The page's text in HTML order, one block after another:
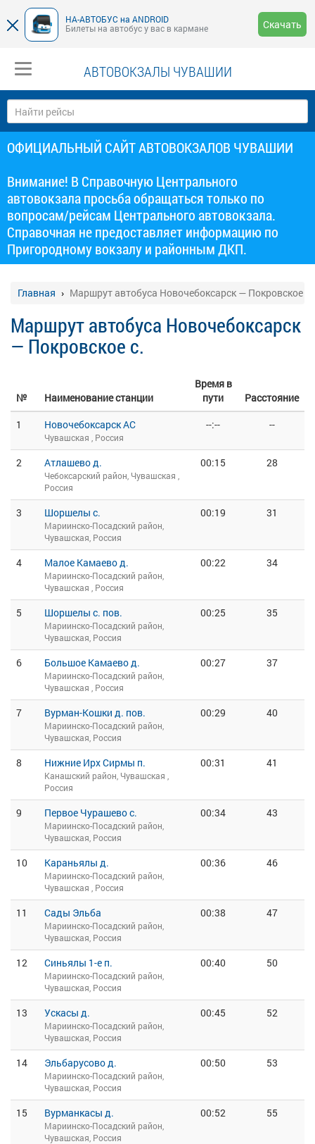
НА-АВТОБУС на ANDROID
Билеты на автобус у вас в кармане
Скачать
АВТОВОКЗАЛЫ ЧУВАШИИ
ОФИЦИАЛЬНЫЙ САЙТ АВТОВОКЗАЛОВ ЧУВАШИИ
Внимание! В Справочную Центрального
автовокзала просьба обращаться только по
вопросам/рейсам Центрального автовокзала.
Справочная не предоставляет информацию по
Пригородному вокзалу и районным ДКП.
Главная Маршрут автобуса Новочебоксарск — Покровское с.
Маршрут автобуса Новочебоксарск
— Покровское с.
№ Наименование станции
Время в
пути
Расстояние
1
Новочебоксарск АС
Чувашская , Россия
--:-- --
2 Атлашево д.
Чебоксарский район, Чувашская ,
Россия
00:15 28
3 Шоршелы с.
Мариинско-Посадский район,
Чувашская, Россия
00:19 31
4 Малое Камаево д.
Мариинско-Посадский район,
Чувашская , Россия
00:22 34
5 Шоршелы с. пов.
Мариинско-Посадский район,
Чувашская, Россия
00:25 35
6 Большое Камаево д.
Мариинско-Посадский район,
Чувашская , Россия
00:27 37
7 Вурман-Кошки д. пов.
Мариинско-Посадский район,
Чувашская, Россия
00:29 40
8 Нижние Ирх Сирмы п.
Канашский район, Чувашская ,
Россия
00:31 41
9 Первое Чурашево с.
Мариинско-Посадский район,
Чувашская, Россия
00:34 43
10 Караньялы д.
Мариинско-Посадский район,
Чувашская , Россия
00:36 46
11 Сады Эльба
Мариинско-Посадский район,
Чувашская, Россия
00:38 47
12 Синьялы 1-е п.
Мариинско-Посадский район,
Чувашская, Россия
00:40 50
13 Ускасы д.
Мариинско-Посадский район,
Чувашская, Россия
00:45 52
14 Эльбарусово д.
Мариинско-Посадский район,
Чувашская, Россия
00:50 53
15 Вурманкасы д.
Мариинско-Посадский район,
Чувашская, Россия
00:52 55